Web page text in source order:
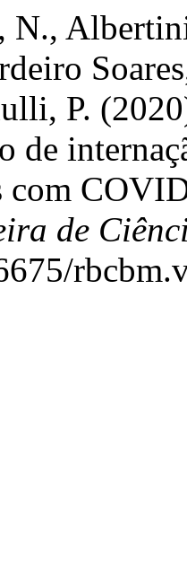
N.,
P.
de
com
de